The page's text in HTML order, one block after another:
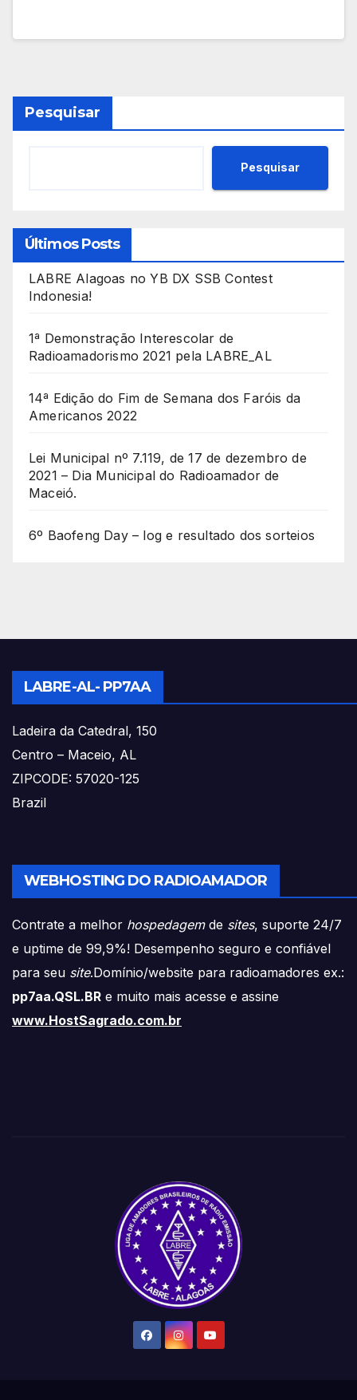
Pesquisar
Pesquisar
Últimos Posts
LABRE Alagoas no YB DX SSB Contest
Indonesia!
1ª Demonstração Interescolar de
Radioamadorismo 2021 pela LABRE_AL
14ª Edição do Fim de Semana dos Faróis da
Americanos 2022
Lei Municipal nº 7.119, de 17 de dezembro de
2021 – Dia Municipal do Radioamador de
Maceió.
6º Baofeng Day – log e resultado dos sorteios
LABRE-AL- PP7AA
Ladeira da Catedral, 150
Centro – Maceio, AL
ZIPCODE: 57020-125
Brazil
WEBHOSTING DO RADIOAMADOR
Contrate a melhor hospedagemde sites, suporte 24/7
e uptime de 99,9%! Desempenho seguro e confiável
para seu site.Domínio/website para radioamadores ex.:
pp7aa.QSL.BR e muito mais acesse e assine
www.HostSagrado.com.br